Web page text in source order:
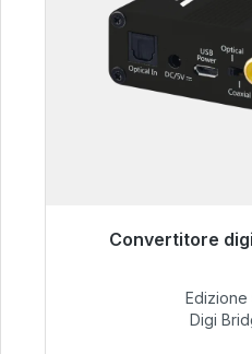
Convertitore
Pronto per la
Edizione
Digi